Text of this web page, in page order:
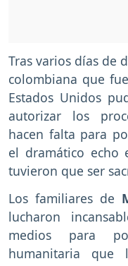
Tras varios días de
colombiana que
Estados Unidos
autorizar los
hacen falta para
el dramático echo
tuvieron que ser
Los familiares de
lucharon
medios para
humanitaria que